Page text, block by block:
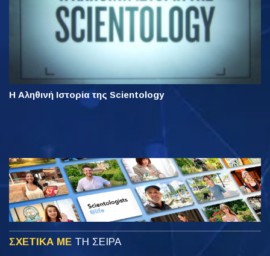
Η Αληθινή Ιστορία της Scientology
ΣΧΕΤΙΚΑ ΜΕ ΤΗ ΣΕΙΡΑ